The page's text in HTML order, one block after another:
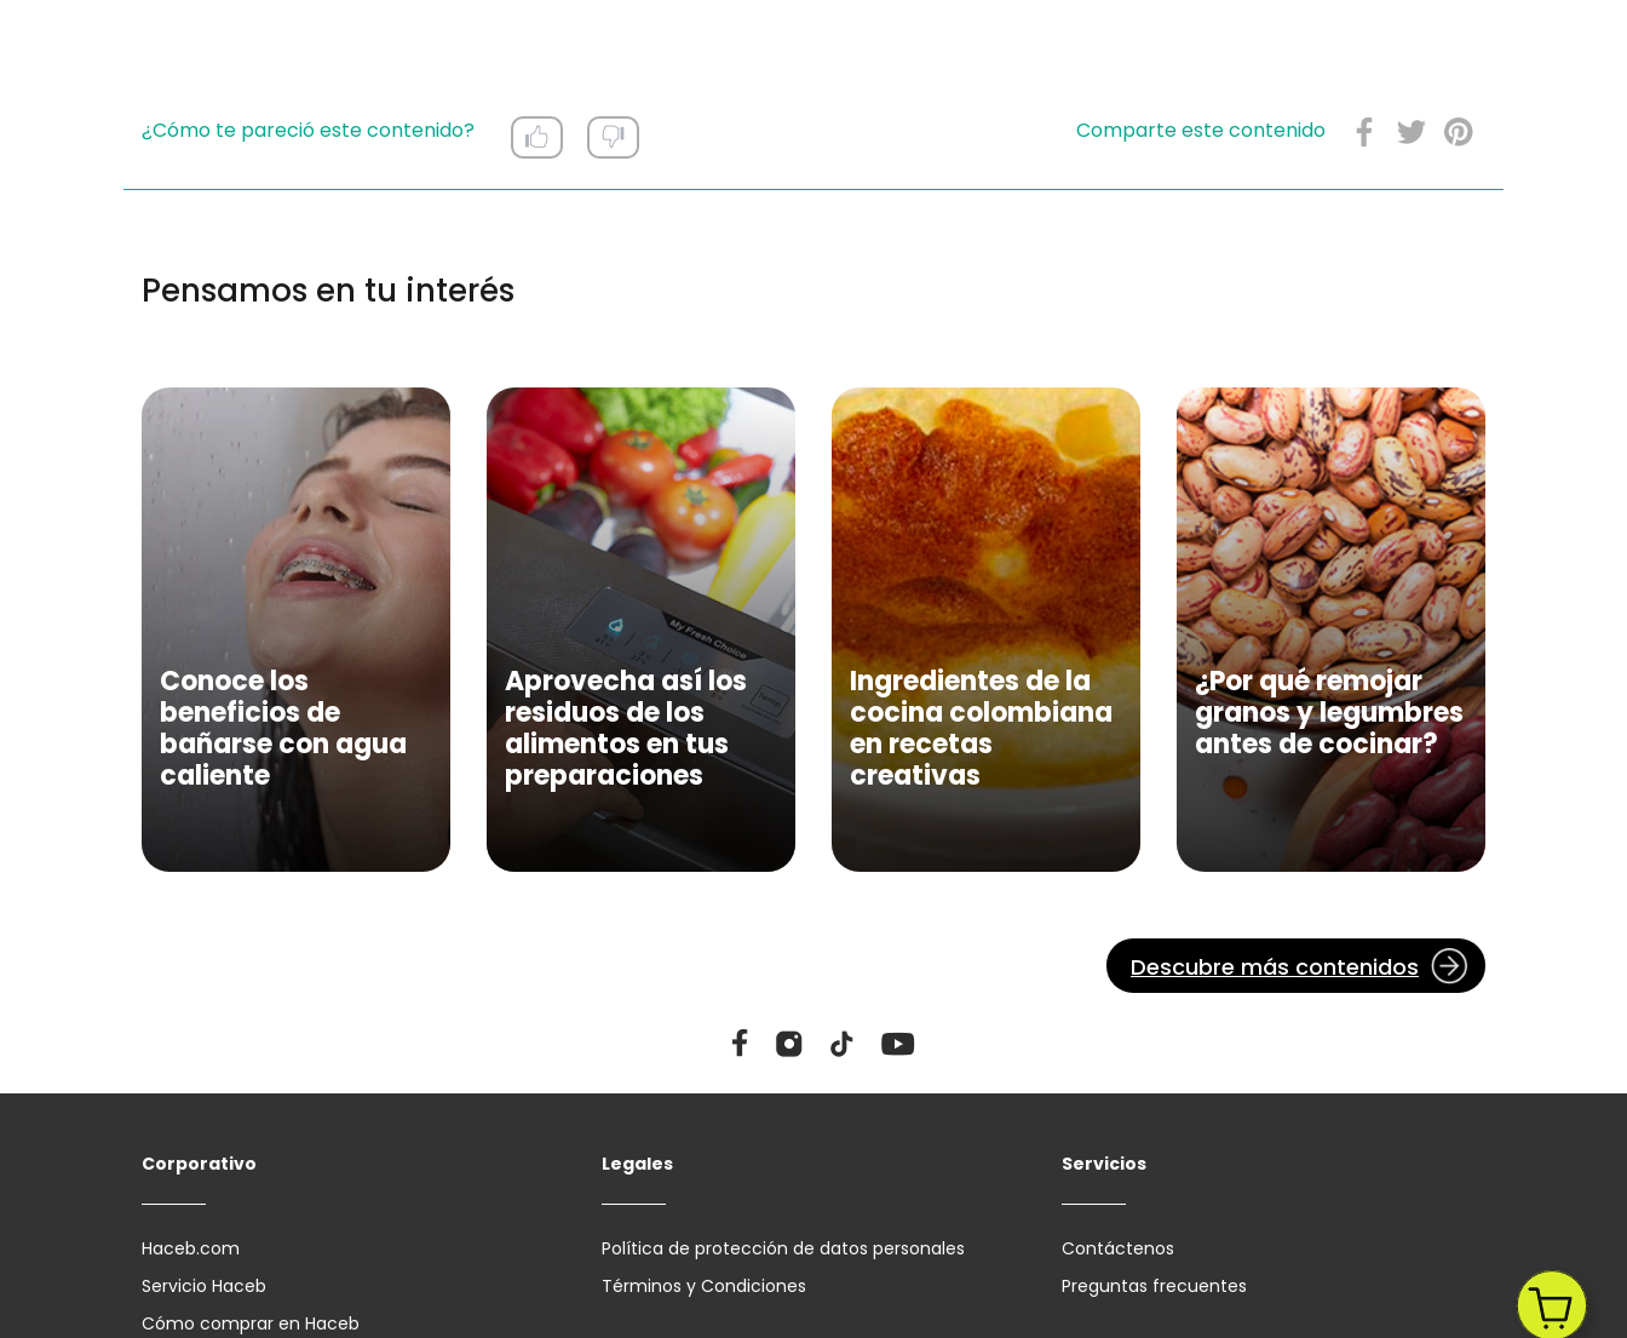
¿Cómo te pareció este contenido? Comparte este contenido
Pensamos en tu interés
Conoce los
beneficios de
bañarse con agua
caliente
Aprovecha así los
residuos de los
alimentos en tus
preparaciones
Ingredientes de la
cocina colombiana
en recetas
creativas
¿Por qué remojar
granos y legumbres
antes de cocinar?
Descubre más contenidos
Corporativo
Haceb.com
Servicio Haceb
Cómo comprar en Haceb
Legales
Política de protección de datos personales
Términos y Condiciones
Servicios
Contáctenos
Preguntas frecuentes